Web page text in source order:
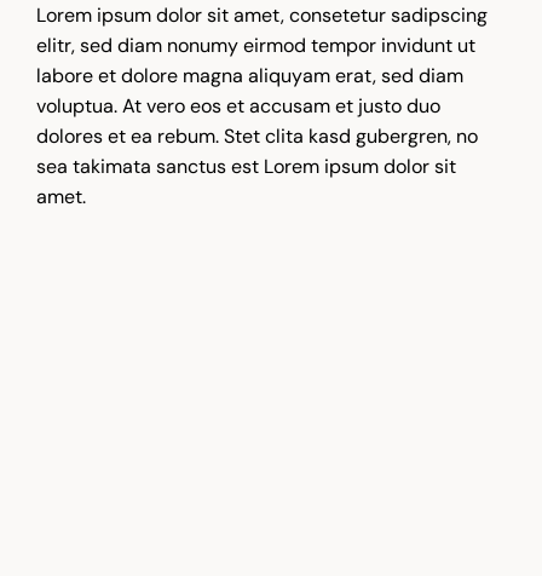
Lorem ipsum dolor sit amet, consetetur sadipscing
elitr, sed diam nonumy eirmod tempor invidunt ut
labore et dolore magna aliquyam erat, sed diam
voluptua. At vero eos et accusam et justo duo
dolores et ea rebum. Stet clita kasd gubergren, no
sea takimata sanctus est Lorem ipsum dolor sit
amet.